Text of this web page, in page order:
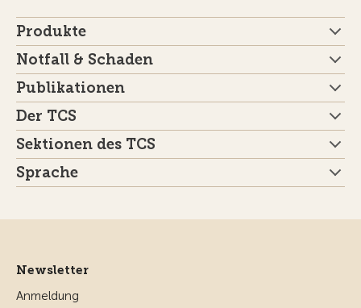
Produkte
Notfall & Schaden
Publikationen
Der TCS
Sektionen des TCS
Sprache
Newsletter
Anmeldung